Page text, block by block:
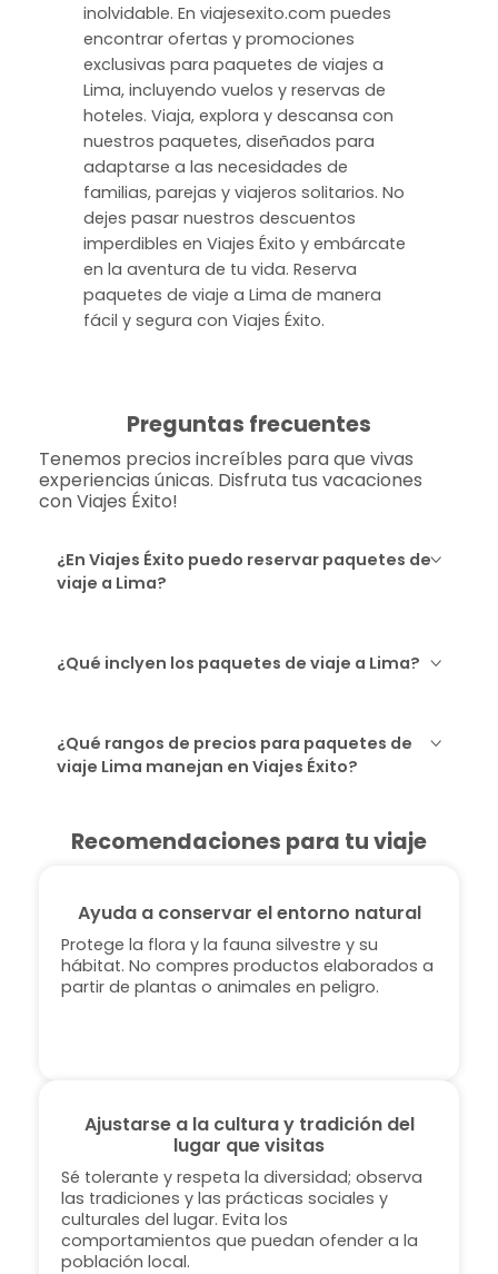
inolvidable. En viajesexito.com puedes
encontrar ofertas y promociones
exclusivas para paquetes de viajes a
Lima, incluyendo vuelos y reservas de
hoteles. Viaja, explora y descansa con
nuestros paquetes, diseñados para
adaptarse a las necesidades de
familias, parejas y viajeros solitarios. No
dejes pasar nuestros descuentos
imperdibles en Viajes Éxito y embárcate
en la aventura de tu vida. Reserva
paquetes de viaje a Lima de manera
fácil y segura con Viajes Éxito.
Preguntas frecuentes
Tenemos precios increíbles para que vivas
experiencias únicas. Disfruta tus vacaciones
con Viajes Éxito!
¿En Viajes Éxito puedo reservar paquetes de
viaje a Lima?
¿Qué inclyen los paquetes de viaje a Lima?
¿Qué rangos de precios para paquetes de
viaje Lima manejan en Viajes Éxito?
Recomendaciones para tu viaje
Ayuda a conservar el entorno natural
Protege la flora y la fauna silvestre y su
hábitat. No compres productos elaborados a
partir de plantas o animales en peligro.
Ajustarse a la cultura y tradición del
lugar que visitas
Sé tolerante y respeta la diversidad; observa
las tradiciones y las prácticas sociales y
culturales del lugar. Evita los
comportamientos que puedan ofender a la
población local.